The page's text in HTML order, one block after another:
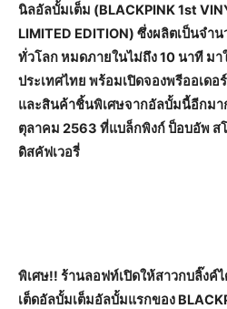
นิลอัลบั้มเต็ม (BLACKPINK 1st
LIMITED EDITION) ซึ่งผลิตเป็นจำ
ทั่วโลก หมดภายในไม่ถึง 10 นาที ม
ประเทศไทย พร้อมเปิดจองพรีออเดอ
และสินค้าชิ้นพิเศษจากอัลบั้มนี้อีกมา
ตุลาคม 2563 ที่แบล็กพิงก์ ป็อบอัพ ส
ดิสคัฟเวอรี่
พิเศษ!! ร้านลอฟท์เปิดให้สาวกบลิ๊งค์
เต็ดอัลบั้มเต็มอัลบั้มแรกของ